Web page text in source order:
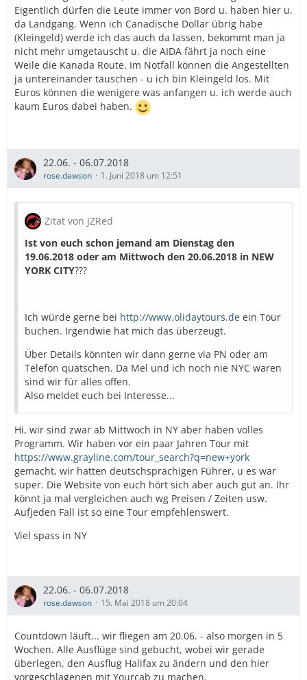
Eigentlich dürfen die Leute immer von Bord u. haben hier u.
da Landgang. Wenn ich Canadische Dollar übrig habe
(Kleingeld) werde ich das auch da lassen, bekommt man ja
nicht mehr umgetauscht u. die AIDA fährt ja noch eine
Weile die Kanada Route. Im Notfall können die Angestellten
ja untereinander tauschen - u ich bin Kleingeld los. Mit
Euros können die wenigere was anfangen u. ich werde auch
kaum Euros dabei haben.
22.06. - 06.07.2018
rose.dawson 1. Juni 2018 um 12:51
Zitat von JZRed
Ist von euch schon jemand am Dienstag den
19.06.2018 oder am Mittwoch den 20.06.2018 in NEW
YORK CITY???
Ich würde gerne bei http://www.olidaytours.de ein Tour
buchen. Irgendwie hat mich das überzeugt.
Über Details könnten wir dann gerne via PN oder am
Telefon quatschen. Da Mel und ich noch nie NYC waren
sind wir für alles offen.
Also meldet euch bei Interesse...
Hi, wir sind zwar ab Mittwoch in NY aber haben volles
Programm. Wir haben vor ein paar Jahren Tour mit
https://www.grayline.com/tour_search?q=new+york
gemacht, wir hatten deutschsprachigen Führer, u es war
super. Die Website von euch hört sich aber auch gut an. Ihr
könnt ja mal vergleichen auch wg Preisen / Zeiten usw.
Aufjeden Fall ist so eine Tour empfehlenswert.
Viel spass in NY
22.06. - 06.07.2018
rose.dawson 15. Mai 2018 um 20:04
Countdown läuft... wir fliegen am 20.06. - also morgen in 5
Wochen. Alle Ausflüge sind gebucht, wobei wir gerade
überlegen, den Ausflug Halifax zu ändern und den hier
vorgeschlagenen mit Yourcab zu machen.